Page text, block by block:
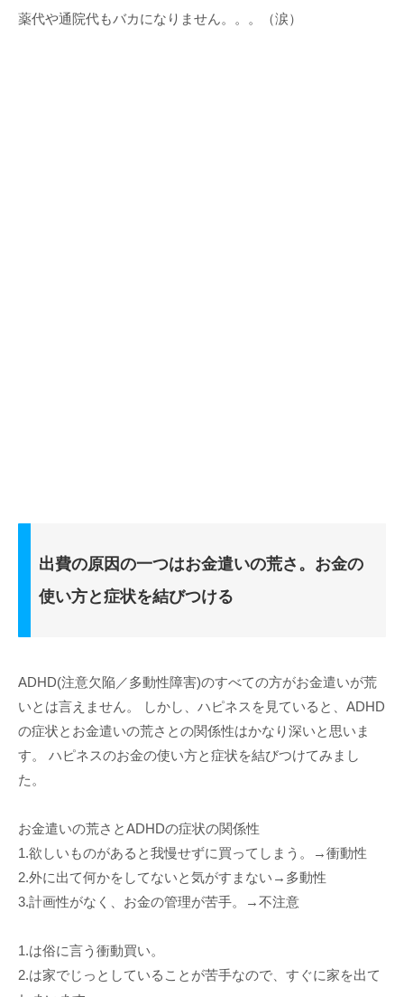
薬代や通院代もバカになりません。。。（涙）
出費の原因の一つはお金遣いの荒さ。お金の
使い方と症状を結びつける
ADHD(注意欠陥／多動性障害)のすべての方がお金遣いが荒
いとは言えません。 しかし、ハピネスを見ていると、ADHD
の症状とお金遣いの荒さとの関係性はかなり深いと思いま
す。 ハピネスのお金の使い方と症状を結びつけてみまし
た。
お金遣いの荒さとADHDの症状の関係性
1.欲しいものがあると我慢せずに買ってしまう。→衝動性
2.外に出て何かをしてないと気がすまない→多動性
3.計画性がなく、お金の管理が苦手。→不注意
1.は俗に言う衝動買い。
2.は家でじっとしていることが苦手なので、すぐに家を出て